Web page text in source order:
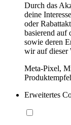
Durch das
deine
oder
basierend auf
sowie deren
wir auf dieser
Meta-Pixel,
Erweitertes